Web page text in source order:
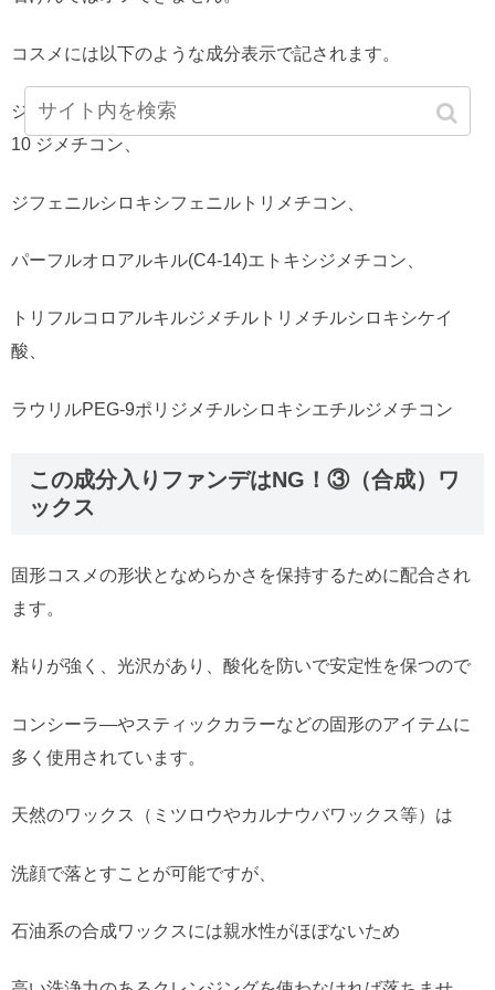
コスメには以下のような成分表示で記されます。
ジメチコン、メチコン、シクロペンタシロキサン、PEG－
10 ジメチコン、
ジフェニルシロキシフェニルトリメチコン、
パーフルオロアルキル(C4-14)エトキシジメチコン、
トリフルコロアルキルジメチルトリメチルシロキシケイ
酸、
ラウリルPEG-9ポリジメチルシロキシエチルジメチコン
この成分入りファンデはNG！③（合成）ワ
ックス
固形コスメの形状となめらかさを保持するために配合され
ます。
粘りが強く、光沢があり、酸化を防いで安定性を保つので
コンシーラ―やスティックカラーなどの固形のアイテムに
多く使用されています。
天然のワックス（ミツロウやカルナウバワックス等）は
洗顔で落とすことが可能ですが、
石油系の合成ワックスには親水性がほぼないため